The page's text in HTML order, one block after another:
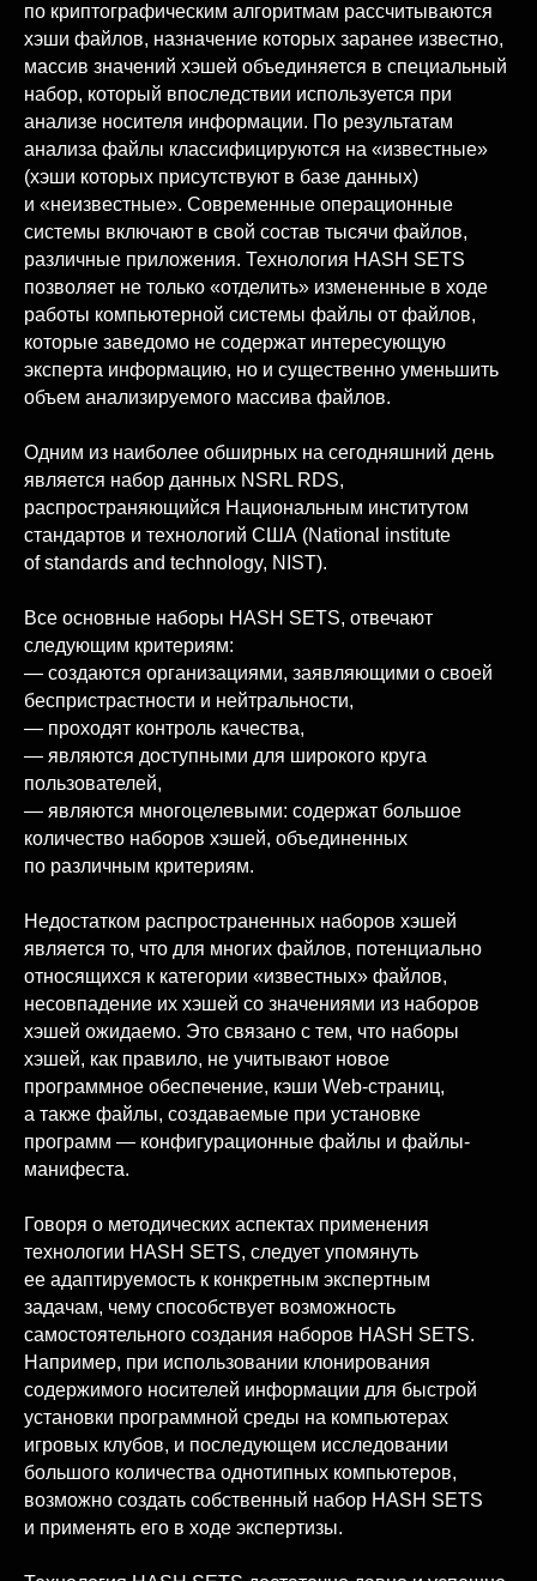
по криптографическим алгоритмам рассчитываются
хэши файлов, назначение которых заранее известно,
массив значений хэшей объединяется в специальный
набор, который впоследствии используется при
анализе носителя информации. По результатам
анализа файлы классифицируются на «известные»
(хэши которых присутствуют в базе данных)
и «неизвестные». Современные операционные
системы включают в свой состав тысячи файлов,
различные приложения. Технология HASH SETS
позволяет не только «отделить» измененные в ходе
работы компьютерной системы файлы от файлов,
которые заведомо не содержат интересующую
эксперта информацию, но и существенно уменьшить
объем анализируемого массива файлов.
Одним из наиболее обширных на сегодняшний день
является набор данных NSRL RDS,
распространяющийся Национальным институтом
стандартов и технологий США (National institute
of standards and technology, NIST).
Все основные наборы HASH SETS, отвечают
следующим критериям:
— создаются организациями, заявляющими о своей
беспристрастности и нейтральности,
— проходят контроль качества,
— являются доступными для широкого круга
пользователей,
— являются многоцелевыми: содержат большое
количество наборов хэшей, объединенных
по различным критериям.
Недостатком распространенных наборов хэшей
является то, что для многих файлов, потенциально
относящихся к категории «известных» файлов,
несовпадение их хэшей со значениями из наборов
хэшей ожидаемо. Это связано с тем, что наборы
хэшей, как правило, не учитывают новое
программное обеспечение, кэши Web-страниц,
а также файлы, создаваемые при установке
программ — конфигурационные файлы и файлы-
манифеста.
Говоря о методических аспектах применения
технологии HASH SETS, следует упомянуть
ее адаптируемость к конкретным экспертным
задачам, чему способствует возможность
самостоятельного создания наборов HASH SETS.
Например, при использовании клонирования
содержимого носителей информации для быстрой
установки программной среды на компьютерах
игровых клубов, и последующем исследовании
большого количества однотипных компьютеров,
возможно создать собственный набор HASH SETS
и применять его в ходе экспертизы.